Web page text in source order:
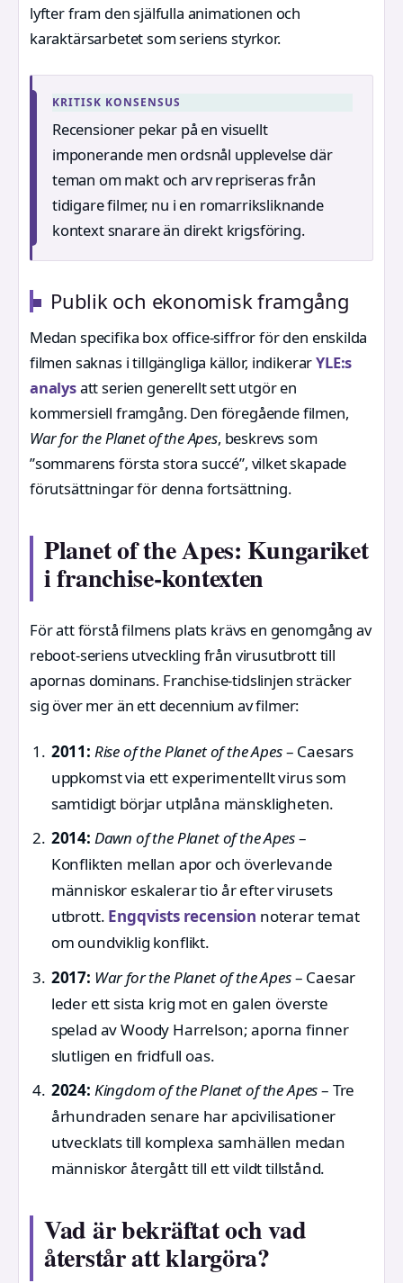
lyfter fram den själfulla animationen och
karaktärsarbetet som seriens styrkor.
KRITISK KONSENSUS
Recensioner pekar på en visuellt
imponerande men ordsnål upplevelse där
teman om makt och arv repriseras från
tidigare filmer, nu i en romarriksliknande
kontext snarare än direkt krigsföring.
Publik och ekonomisk framgång
Medan specifika box office-siffror för den enskilda
filmen saknas i tillgängliga källor, indikerarYLE:s
analysatt serien generellt sett utgör en
kommersiell framgång. Den föregående filmen,
War for the Planet of the Apes, beskrevs som
”sommarens första stora succé”, vilket skapade
förutsättningar för denna fortsättning.
Planet of the Apes: Kungariket
i franchise-kontexten
För att förstå filmens plats krävs en genomgång av
reboot-seriens utveckling från virusutbrott till
apornas dominans. Franchise-tidslinjen sträcker
sig över mer än ett decennium av filmer:
2011: Rise of the Planet of the Apes– Caesars
uppkomst via ett experimentellt virus som
samtidigt börjar utplåna mänskligheten.
2014: Dawn of the Planet of the Apes–
Konflikten mellan apor och överlevande
människor eskalerar tio år efter virusets
utbrott. Engqvists recension noterar temat
om oundviklig konflikt.
2017: War for the Planet of the Apes– Caesar
leder ett sista krig mot en galen överste
spelad av Woody Harrelson; aporna finner
slutligen en fridfull oas.
2024: Kingdom of the Planet of the Apes– Tre
århundraden senare har apcivilisationer
utvecklats till komplexa samhällen medan
människor återgått till ett vildt tillstånd.
Vad är bekräftat och vad
återstår att klargöra?